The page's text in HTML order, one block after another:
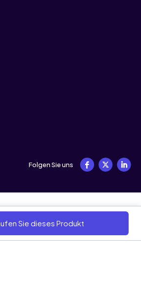
Folgen Sie uns
2008 - 2026 Bitgild
Datenschutz
Sie dieses Produkt